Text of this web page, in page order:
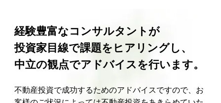
経験豊富なコンサルタントが
投資家目線で課題をヒアリングし、
中立の観点でアドバイスを行います。
不動産投資で成功するためのアドバイスですので、お